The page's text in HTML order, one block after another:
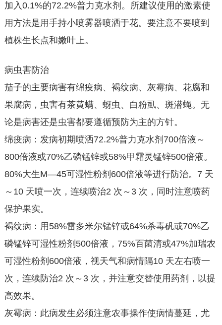
加入0.1%的72.2%普力克水剂。所建议使用的激素使
用方法是用手持小喷雾器喷洒于花。要注意不要喷到
植株生长点和嫩叶上。
病虫害防治
茄子的主要病害有绵疫病、褐纹病、灰霉病、花腐和
果腐病，虫害有茶黄螨、蚜虫、白粉虱、斑潜蝇。无
论是病害还是虫害都要遵循预防为主的方针。
绵疫病：发病初期喷洒72.2%普力克水剂700倍液～
800倍液或70%乙磷锰锌或58%甲霜灵锰锌500倍液。
80%大生M—45可湿性粉剂600倍液等进行防治。7 天
～10 天喷一次，连续喷治2 次～3 次，同时注意喷药
保护果实。
褐纹病：用58%雷多米尔锰锌或64%杀毒矾或70%乙
磷锰锌可湿性粉剂500倍液，75%百菌清或47%加瑞农
可湿性粉剂600倍液，视天气和病情隔10 天左右喷一
次，连续防治2 次～3 次，并注意交替使用药剂，以提
高效果。
灰霉病：此病发生必须注意农事操作使病情蔓延，尤